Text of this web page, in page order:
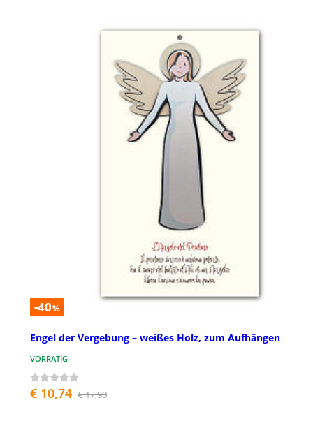
-40%
Engel der Vergebung – weißes Holz, zum Aufhängen
VORRÄTIG
€ 10,74 € 17,90